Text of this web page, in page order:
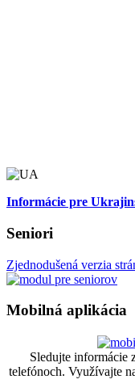
Informácie pre
Seniori
Zjednodušená verzia
Mobilná aplikácia
Sledujte informácie
telefónoch. Využívajte